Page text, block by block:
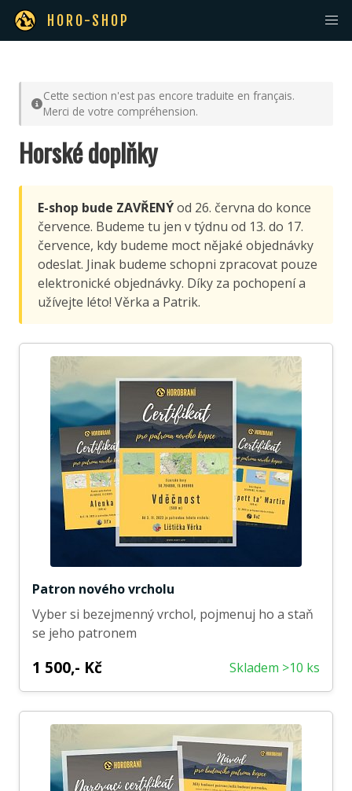
HORO-SHOP
Cette section n'est pas encore traduite en français.
Merci de votre compréhension.
Horské doplňky
E-shop bude ZAVŘENÝod 26. června do konce
července. Budeme tu jen v týdnu od 13. do 17.
července, kdy budeme moct nějaké objednávky
odeslat. Jinak budeme schopni zpracovat pouze
elektronické objednávky. Díky za pochopení a
užívejte léto! Věrka a Patrik.
Patron nového vrcholu
Vyber si bezejmenný vrchol, pojmenuj ho a staň
se jeho patronem
1 500,- Kč Skladem >10 ks